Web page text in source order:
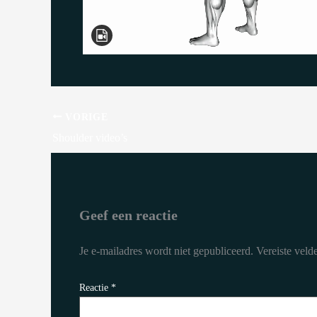
Geef een reactie
Je e-mailadres wordt niet gepubliceerd. Vereiste
Reactie *